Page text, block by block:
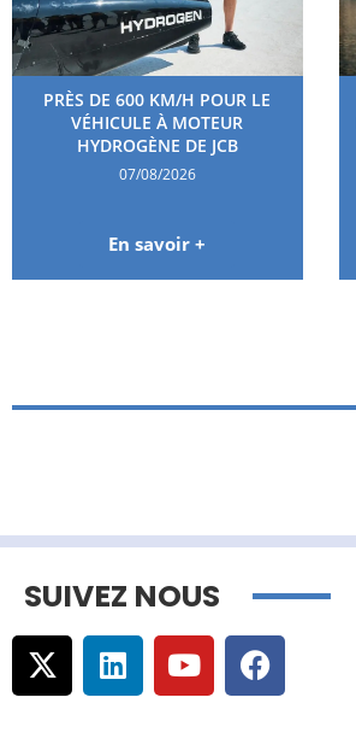
PRÈS DE 600 KM/H POUR LE
VÉHICULE À MOTEUR
HYDROGÈNE DE JCB
07/08/2026
En savoir +
SUIVEZ NOUS